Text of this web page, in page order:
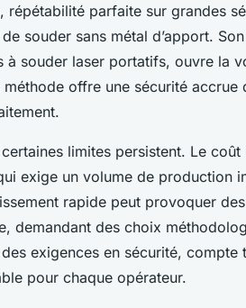
répétabilité parfaite sur grandes
souder sans métal d’apport.
à souder laser portatifs, ouvre la
offre une sécurité
limites persistent. Le
exige un volume de production
rapide peut provoquer
demandant des choix
exigences en sécurité, compte
pour chaque opérateur.